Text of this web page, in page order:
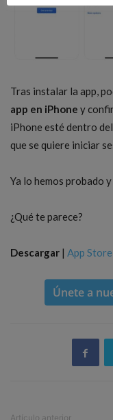
Tras instalar la app,
app en iPhone y
iPhone esté dentro
que se quiere iniciar
Ya lo hemos probado
¿Qué te parece?
Descargar | App Store
Únete a
Artículo anterior